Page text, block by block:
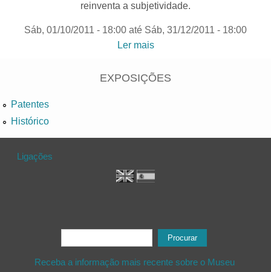
reinventa a subjetividade.
Sáb, 01/10/2011 - 18:00 até Sáb, 31/12/2011 - 18:00
Ler mais
arte contemporânea da
EXPOSIÇÕES
Patentes
Histórico
Ligações
Formulário de procura
Receba a informação mais recente sobre o Museu